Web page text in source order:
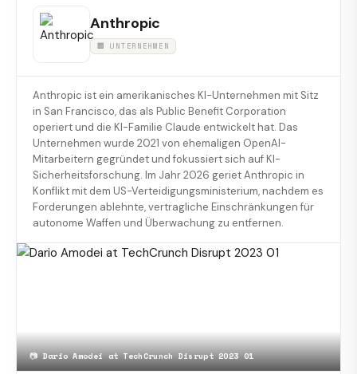
Anthropic
🏢 UNTERNEHMEN
Anthropic ist ein amerikanisches KI-Unternehmen mit Sitz
in San Francisco, das als Public Benefit Corporation
operiert und die KI-Familie Claude entwickelt hat. Das
Unternehmen wurde 2021 von ehemaligen OpenAI-
Mitarbeitern gegründet und fokussiert sich auf KI-
Sicherheitsforschung. Im Jahr 2026 geriet Anthropic in
Konflikt mit dem US-Verteidigungsministerium, nachdem es
Forderungen ablehnte, vertragliche Einschränkungen für
autonome Waffen und Überwachung zu entfernen.
📷Dario Amodei at TechCrunch Disrupt 2023 01